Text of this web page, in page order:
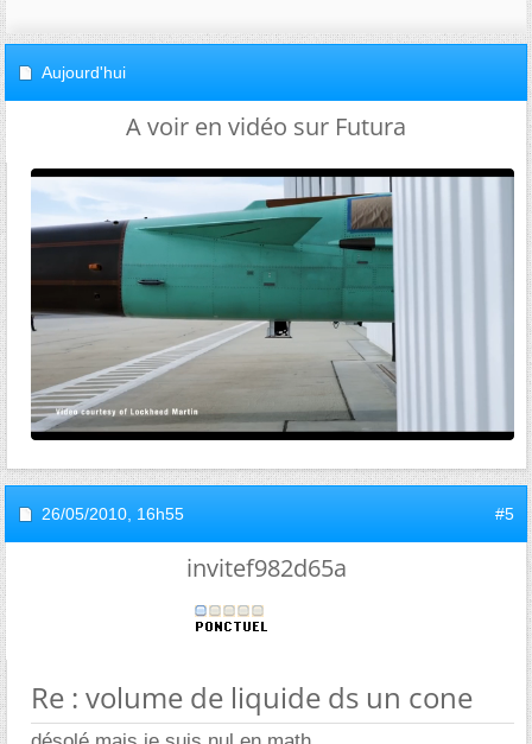
Aujourd'hui
A voir en vidéo sur Futura
26/05/2010, 16h55 #5
invitef982d65a
Re : volume de liquide ds un cone